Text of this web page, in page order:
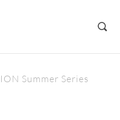
Summer Series